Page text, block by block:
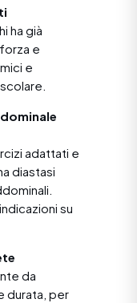
ha già
e
e
adattati e
diastasi
su
da
durata, per